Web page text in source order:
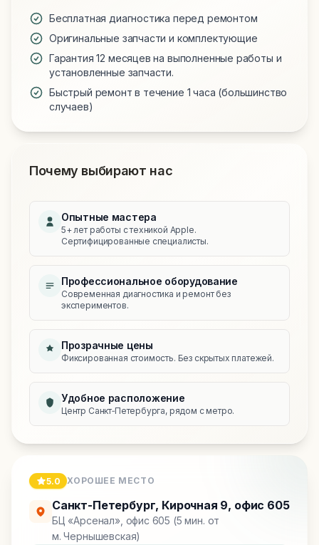
Бесплатная диагностика перед ремонтом
Оригинальные запчасти и комплектующие
Гарантия 12 месяцев на выполненные работы и
установленные запчасти.
Быстрый ремонт в течение 1 часа (большинство
случаев)
Почему выбирают нас
Опытные мастера
5+ лет работы с техникой Apple.
Сертифицированные специалисты.
Профессиональное оборудование
Современная диагностика и ремонт без
экспериментов.
Прозрачные цены
Фиксированная стоимость. Без скрытых платежей.
Удобное расположение
Центр Санкт‑Петербурга, рядом с метро.
5.0 ХОРОШЕЕ МЕСТО
Санкт-Петербург, Кирочная 9, офис 605
БЦ «Арсенал», офис 605 (5 мин. от
м. Чернышевская)